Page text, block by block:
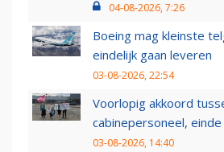
04-08-2026, 7:26
Boeing mag kleinste
eindelijk gaan leveren
03-08-2026, 22:54
Voorlopig akkoord
cabinepersoneel,
03-08-2026, 14:40